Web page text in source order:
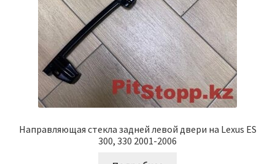
Направляющая стекла задней левой двери на Lexus ES
300, 330 2001-2006